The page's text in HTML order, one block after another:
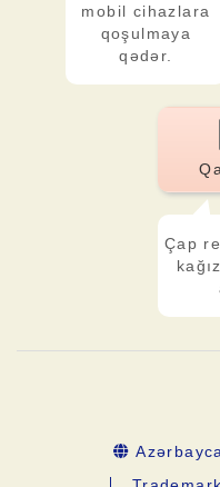
mobil cihazlara
qoşulmaya
qədər.
Çap